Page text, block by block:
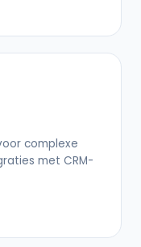
complexe
met CRM-